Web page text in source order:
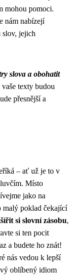
mohou pomoci.
nám nabízejí
slov, jejich
slova a obohatit
texty budou
přesnější a
– ať už je to v
Místo
jako na
malý poklad čekající
si slovní zásobu,
si ten pocit
a budete ho znát!
nás vedou k lepší
oblíbený idiom